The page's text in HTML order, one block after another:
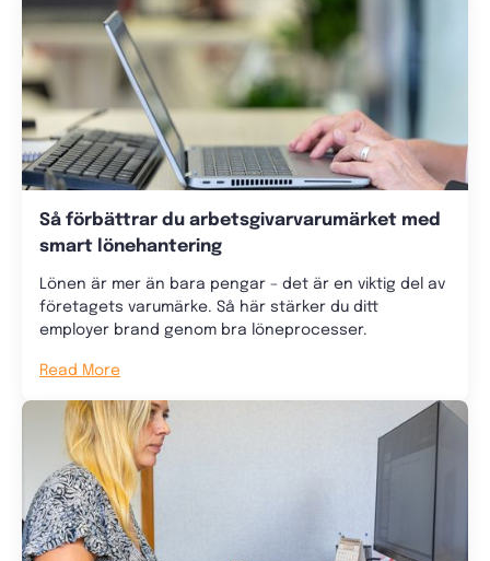
Så förbättrar du arbetsgivarvarumärket med
smart lönehantering
Lönen är mer än bara pengar – det är en viktig del av
företagets varumärke. Så här stärker du ditt
employer brand genom bra löneprocesser.
Read More